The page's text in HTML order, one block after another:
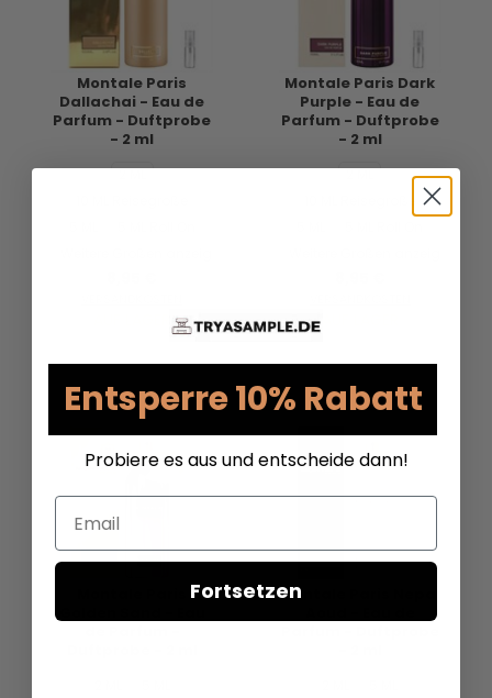
Montale Paris
Dallachai - Eau de
Parfum - Duftprobe
- 2 ml
2 ML
Montale Paris Dark
Purple - Eau de
Parfum - Duftprobe
- 2 ml
2 ML
Montale Paris Nepal
Entsperre 10% Rabatt
Probiere es aus und entscheide dann!
Email
Fortsetzen